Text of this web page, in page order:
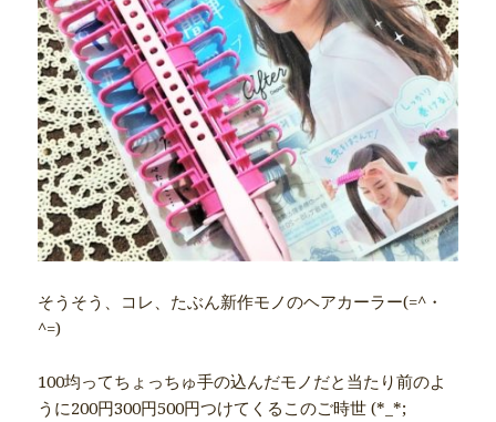
そうそう、コレ、たぶん新作モノのヘアカーラー(=^・
^=)
100均ってちょっちゅ手の込んだモノだと当たり前のよ
うに200円300円500円つけてくるこのご時世 (*_*;